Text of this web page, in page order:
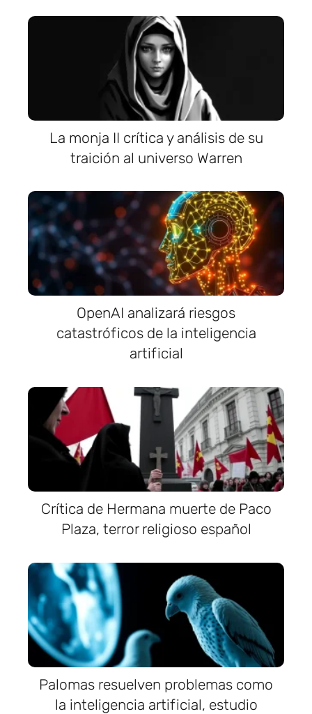
La monja II crítica y análisis de su
traición al universo Warren
OpenAI analizará riesgos
catastróficos de la inteligencia
artificial
Crítica de Hermana muerte de Paco
Plaza, terror religioso español
Palomas resuelven problemas como
la inteligencia artificial, estudio